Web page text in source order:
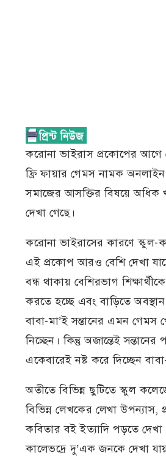
করোনা ভাইরাস প্রকোপের আগে
ফ্রি ফায়ার গেমস নামক
সমাজের আসক্তির বিষয়ে অধিক
দেখা গেছে।
করোনা ভাইরাসের কারণে স্কুল-
এই প্রকোপ আরও বেশি দেখা
বন্ধ থাকায় বেশিরভাগ
করতে হচ্ছে এবং বাড়িতে
বাবা-মা’ই সন্তানের এমন গেমস
নিচ্ছেন। কিন্তু অজান্তেই
একেবারেই নষ্ট করে দিচ্ছেন
অতীতে বিভিন্ন ছুটিতে স্কুল
বিভিন্ন লেখকের লেখা উপন্যাস,
কবিতার বই ইত্যাদি পড়তে
কালেভদ্রে দু’এক জনকে দেখা